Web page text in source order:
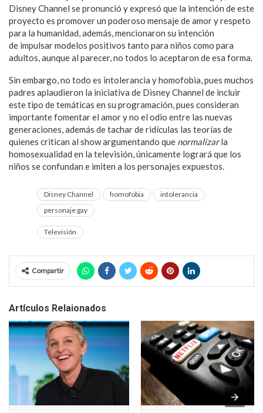
Disney Channel se pronunció y expresó que la intención de este
proyecto es promover un poderoso mensaje de amor y respeto
para la humanidad, además, mencionaron su intención
de impulsar modelos positivos tanto para niños como para
adultos, aunque al parecer, no todos lo aceptaron de esa forma.
Sin embargo, no todo es intolerancia y homofobia, pues muchos
padres aplaudieron la iniciativa de Disney Channel de incluir
este tipo de temáticas en su programación, pues consideran
importante fomentar el amor y no el odio entre las nuevas
generaciones, además de tachar de ridículas las teorías de
quienes critican al show argumentando que normalizarla
homosexualidad en la televisión, únicamente logrará que los
niños se confundan e imiten a los personajes expuestos.
Disney Channel homofobia
intolerancia
personaje gay
Televisión
Compartir
Artículos Relaionados